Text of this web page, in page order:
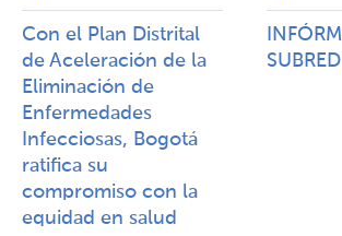
Con el Plan Distrital
de Aceleración de la
Eliminación de
Enfermedades
Infecciosas, Bogotá
ratifica su
compromiso con la
equidad en salud